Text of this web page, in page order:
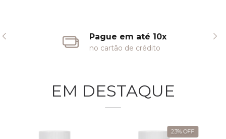
Pague em até 10x
no cartão de crédito
EM DESTAQUE
23%OFF